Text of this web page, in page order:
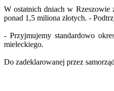
W ostatnich dniach w Rzeszowie
ponad 1,5 miliona złotych. -
- Przyjmujemy standardowo
mieleckiego.
Do zadeklarowanej przez